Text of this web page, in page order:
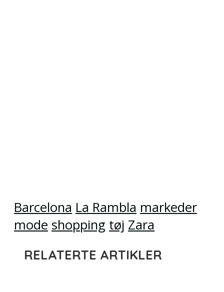
Barcelona La Rambla markeder
mode shopping tøj Zara
RELATERTE ARTIKLER